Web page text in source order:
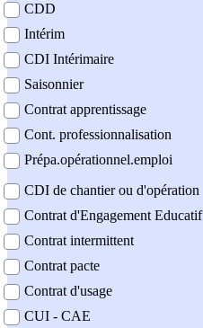
CDD
Intérim
CDI Intérimaire
Saisonnier
Contrat apprentissage
Cont. professionnalisation
Prépa.opérationnel.emploi
CDI de chantier ou d'opération
Contrat d'Engagement Educatif
Contrat intermittent
Contrat pacte
Contrat d'usage
CUI - CAE